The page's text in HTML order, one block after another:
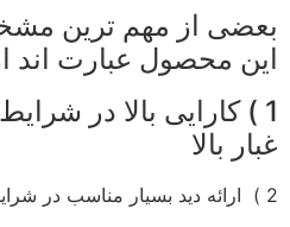
بعضی از مهم ترین
این محصول عبارت اند
1 ) کارایی بالا در
غبار بالا
2 ) ارائه دید بسیار مناسب در شرایط بارانی